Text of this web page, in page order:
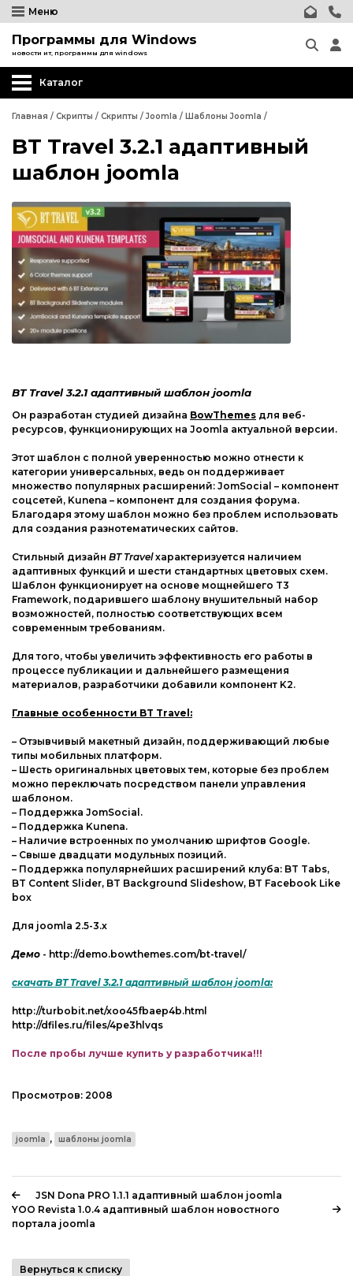
Меню
Программы для Windows
новости ит, программы для windows
Каталог
Wordpress
Joomla
Шаблоны Joomla
Релизы Joomla
Модули, плагины Joomla
Шаблоны Joomla
phpBB форум
Другие CMS
Web-Мастеру
Главная / Скрипты / Скрипты / Joomla / Шаблоны Joomla /
BT Travel 3.2.1 адаптивный
шаблон joomla
BT Travel 3.2.1 адаптивный шаблон joomla
Он разработан студией дизайна BowThemes для веб-
ресурсов, функционирующих на Joomla актуальной версии.
Этот шаблон с полной уверенностью можно отнести к
категории универсальных, ведь он поддерживает
множество популярных расширений: JomSocial – компонент
соцсетей, Kunena – компонент для создания форума.
Благодаря этому шаблон можно без проблем использовать
для создания разнотематических сайтов.
Стильный дизайн BT Travelхарактеризуется наличием
адаптивных функций и шести стандартных цветовых схем.
Шаблон функционирует на основе мощнейшего T3
Framework, подарившего шаблону внушительный набор
возможностей, полностью соответствующих всем
современным требованиям.
Для того, чтобы увеличить эффективность его работы в
процессе публикации и дальнейшего размещения
материалов, разработчики добавили компонент K2.
Главные особенности BT Travel:
– Отзывчивый макетный дизайн, поддерживающий любые
типы мобильных платформ.
– Шесть оригинальных цветовых тем, которые без проблем
можно переключать посредством панели управления
шаблоном.
– Поддержка JomSocial.
– Поддержка Kunena.
– Наличие встроенных по умолчанию шрифтов Google.
– Свыше двадцати модульных позиций.
– Поддержка популярнейших расширений клуба: BT Tabs,
BT Content Slider, BT Background Slideshow, BT Facebook Like
box
Для joomla 2.5-3.x
Демо - http://demo.bowthemes.com/bt-travel/
скачать BT Travel 3.2.1 адаптивный шаблон joomla:
http://turbobit.net/xoo45fbaep4b.html
http://dfiles.ru/files/4pe3hlvqs
После пробы лучше купить у разработчика!!!
Просмотров: 2008
joomla , шаблоны joomla
JSN Dona PRO 1.1.1 адаптивный шаблон joomla
YOO Revista 1.0.4 адаптивный шаблон новостного
портала joomla
Вернуться к списку
Wordpress
Релизы Joomla
Компоненты Joomla
Модули, плагины Joomla
Шаблоны Joomla
Web-Мастеру
Другие шаблоны